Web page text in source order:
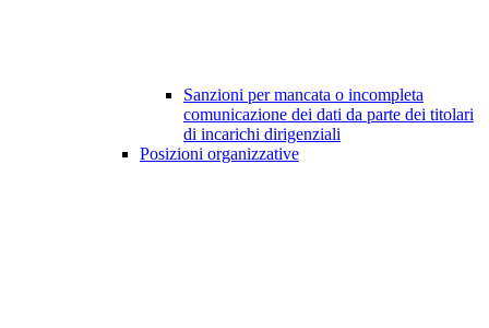
Sanzioni per mancata o incompleta
comunicazione dei dati da parte dei titolari
di incarichi dirigenziali
Posizioni organizzative